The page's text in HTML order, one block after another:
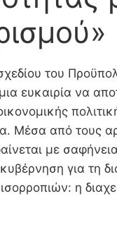
του
ευκαιρία να
Μέσα από τους
με
για τη
η